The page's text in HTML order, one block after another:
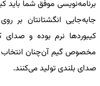
برنامه‌نویسی موفق شما باید
جابه‌جایی انگشتانتان بر
کیبوردها نرم بوده و صدای
مخصوص گیم آن‌چنان انتخاب
صدای بلندی تولید می‌کنند.